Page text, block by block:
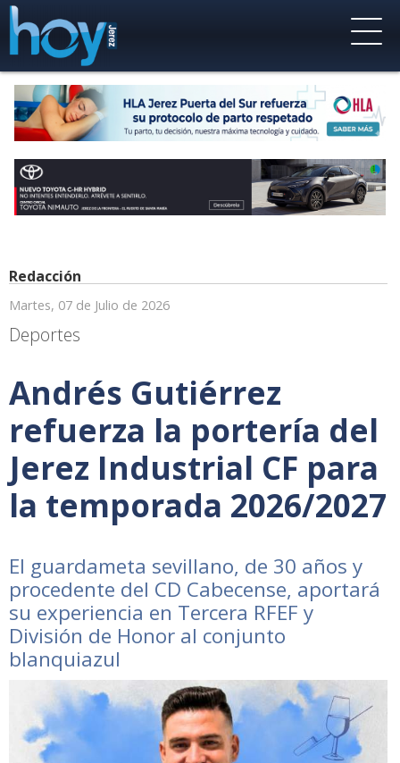
Redacción
Martes, 07 de Julio de 2026
Deportes
Andrés Gutiérrez
refuerza la portería del
Jerez Industrial CF para
la temporada 2026/2027
El guardameta sevillano, de 30 años y
procedente del CD Cabecense, aportará
su experiencia en Tercera RFEF y
División de Honor al conjunto
blanquiazul